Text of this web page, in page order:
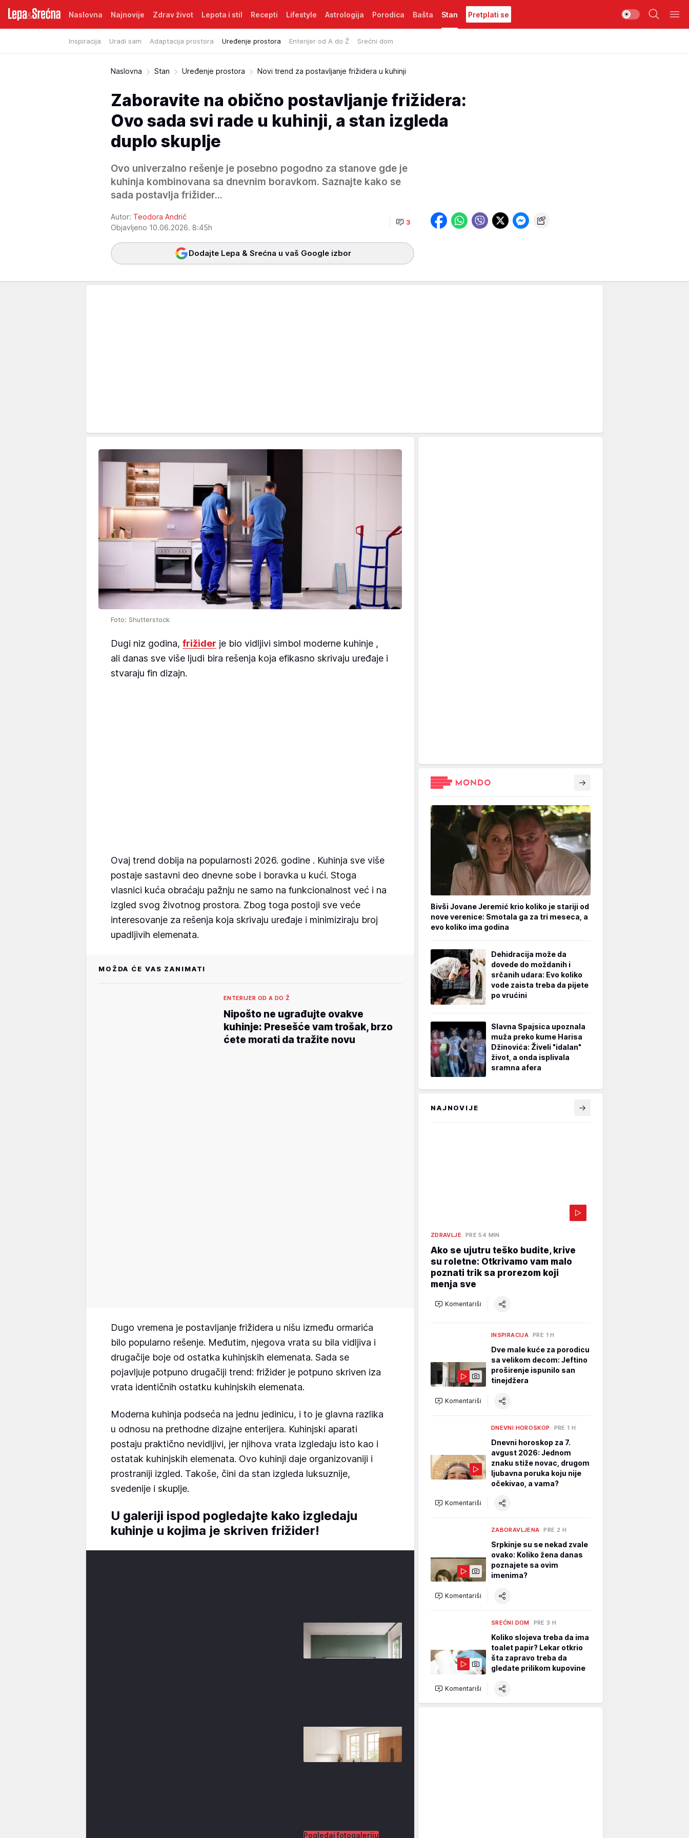
Naslovna Najnovije Zdrav život Lepota i stil Recepti Lifestyle Astrologija Porodica Bašta Stan
Inspiracija Uradi sam Adaptacija prostora Uređenje prostora Enterijer od A do Ž Srećni dom
Pretplati se
Naslovna Stan Uređenje prostora Novi trend za postavljanje frižidera u kuhinji
Zaboravite na obično postavljanje frižidera:
Ovo sada svi rade u kuhinji, a stan izgleda
duplo skuplje
Ovo univerzalno rešenje je posebno pogodno za stanove gde je
kuhinja kombinovana sa dnevnim boravkom. Saznajte kako se
sada postavlja frižider...
Autor: Teodora Andrić
Objavljeno 10.06.2026. 8:45h
3
Dodajte Lepa & Srećna u vaš Google izbor
Foto: Shutterstock
Dugi niz godina, frižider je bio vidljivi simbol moderne kuhinje ,
ali danas sve više ljudi bira rešenja koja efikasno skrivaju uređaje i
stvaraju fin dizajn.
Ovaj trend dobija na popularnosti 2026. godine . Kuhinja sve više
postaje sastavni deo dnevne sobe i boravka u kući. Stoga
vlasnici kuća obraćaju pažnju ne samo na funkcionalnost već i na
izgled svog životnog prostora. Zbog toga postoji sve veće
interesovanje za rešenja koja skrivaju uređaje i minimiziraju broj
upadljivih elemenata.
MOŽDA ĆE VAS ZANIMATI
ENTERIJER OD A DO Ž
Nipošto ne ugrađujte ovakve
kuhinje: Presešće vam trošak, brzo
ćete morati da tražite novu
Dugo vremena je postavljanje frižidera u nišu između ormarića
bilo popularno rešenje. Međutim, njegova vrata su bila vidljiva i
drugačije boje od ostatka kuhinjskih elemenata. Sada se
pojavljuje potpuno drugačiji trend: frižider je potpuno skriven iza
vrata identičnih ostatku kuhinjskih elemenata.
Moderna kuhinja podseća na jednu jedinicu, i to je glavna razlika
u odnosu na prethodne dizajne enterijera. Kuhinjski aparati
postaju praktično nevidljivi, jer njihova vrata izgledaju isto kao i
ostatak kuhinjskih elemenata. Ovo kuhinji daje organizovaniji i
prostraniji izgled. Takoše, čini da stan izgleda luksuznije,
svedenije i skuplje.
U galeriji ispod pogledajte kako izgledaju
kuhinje u kojima je skriven frižider!
Pogledaj fotogaleriju
Bivši Jovane Jeremić krio koliko je stariji od
nove verenice: Smotala ga za tri meseca, a
evo koliko ima godina
Dehidracija može da
dovede do moždanih i
srčanih udara: Evo koliko
vode zaista treba da pijete
po vrućini
Slavna Spajsica upoznala
muža preko kume Harisa
Džinovića: Živeli "idalan"
život, a onda isplivala
sramna afera
NAJNOVIJE
ZDRAVLJE PRE 54 MIN
Ako se ujutru teško budite, krive
su roletne: Otkrivamo vam malo
poznati trik sa prorezom koji
menja sve
Komentariši
INSPIRACIJA PRE 1 H
Dve male kuće za porodicu
sa velikom decom: Jeftino
proširenje ispunilo san
tinejdžera
Komentariši
DNEVNI HOROSKOP PRE 1 H
Dnevni horoskop za 7.
avgust 2026: Jednom
znaku stiže novac, drugom
ljubavna poruka koju nije
očekivao, a vama?
Komentariši
ZABORAVLJENA PRE 2 H
Srpkinje su se nekad zvale
ovako: Koliko žena danas
poznajete sa ovim
imenima?
Komentariši
SREĆNI DOM PRE 3 H
Koliko slojeva treba da ima
toalet papir? Lekar otkrio
šta zapravo treba da
gledate prilikom kupovine
Komentariši